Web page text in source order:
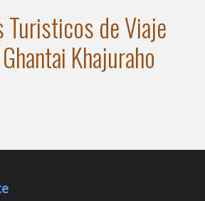
Turisticos de Viaje
Khajuraho